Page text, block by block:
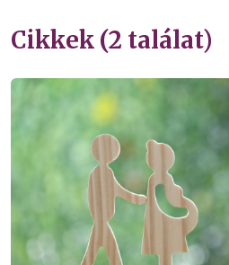
Cikkek (2 találat)